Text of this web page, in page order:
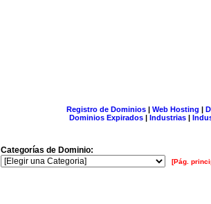
Registro de Dominios| Web Hosting |
Dominios Expirados | Industrias |
Categorías de Dominio:
[Pág.